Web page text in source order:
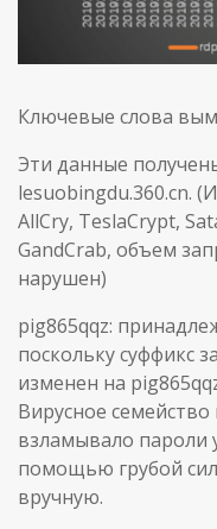
Ключевые слова
Эти данные
lesuobingdu.360.cn.
AllCry, TeslaCrypt,
GandCrab, объем
нарушен)
pig865qqz:
поскольку суффикс
изменен на
Вирусное
взламывало пароли
помощью грубой
вручную.